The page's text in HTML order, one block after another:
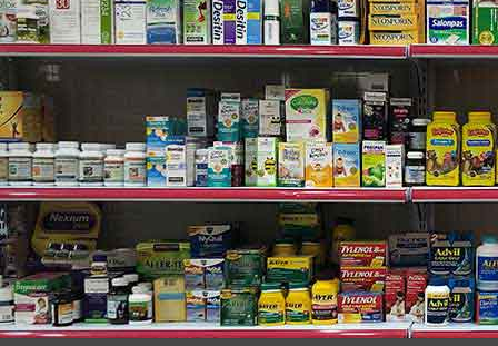
có: vết thương sâu hoặc vết đâm; vết cắn của động vật;
bỏng nghiêm trọng.
Để xa tầm tay trẻ em.